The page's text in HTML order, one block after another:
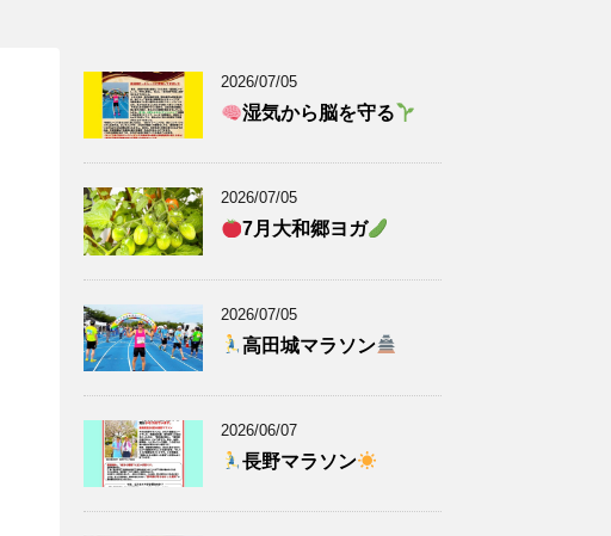
2026/07/05
湿気から脳を守る
2026/07/05
7月大和郷ヨガ
2026/07/05
高田城マラソン
2026/06/07
長野マラソン